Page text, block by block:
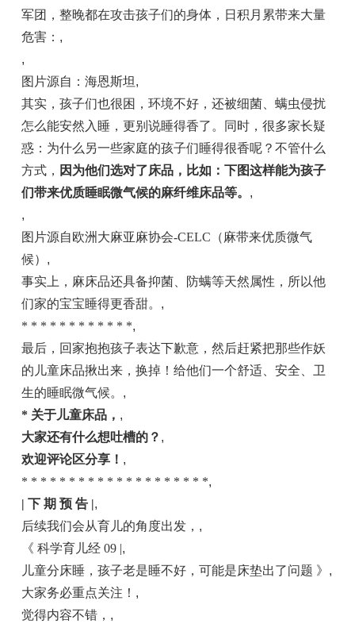
军团，整晚都在攻击孩子们的身体，日积月累带来大量
危害： ,
,
图片源自：海恩斯坦 ,
其实，孩子们也很困，环境不好，还被细菌、螨虫侵扰
怎么能安然入睡，更别说睡得香了。同时，很多家长疑
惑：为什么另一些家庭的孩子们睡得很香呢？不管什么
方式， 因为他们选对了床品，比如：下图这样能为孩子
们带来优质睡眠微气候的麻纤维床品等。 ,
,
图片源自欧洲大麻亚麻协会-CELC（麻带来优质微气
候） ,
事实上，麻床品还具备抑菌、防螨等天然属性，所以他
们家的宝宝睡得更香甜。 ,
* * * * * * * * * * * *,
最后，回家抱抱孩子表达下歉意，然后赶紧把那些作妖
的儿童床品揪出来，换掉！给他们一个舒适、安全、卫
生的睡眠微气候。 ,
* 关于儿童床品， ,
大家还有什么想吐槽的？ ,
欢迎评论区分享！ ,
* * * * * * * * * * * * * * * * * * * *,
| 下 期 预 告 |,
后续我们会从育儿的角度出发， ,
《 科学育儿经 09 |,
儿童分床睡，孩子老是睡不好，可能是床垫出了问题 》 ,
大家务必重点关注！ ,
觉得内容不错， ,